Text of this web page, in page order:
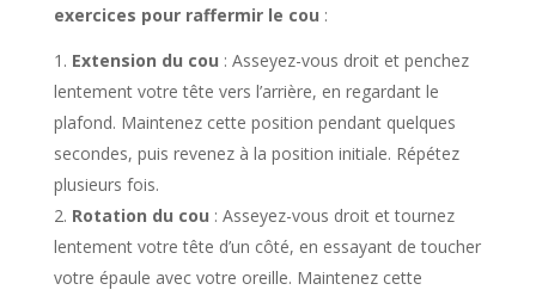
exercices pour raffermir le cou :
Extension du cou : Asseyez-vous droit et penchez
lentement votre tête vers l’arrière, en regardant le
plafond. Maintenez cette position pendant quelques
secondes, puis revenez à la position initiale. Répétez
plusieurs fois.
Rotation du cou : Asseyez-vous droit et tournez
lentement votre tête d’un côté, en essayant de toucher
votre épaule avec votre oreille. Maintenez cette